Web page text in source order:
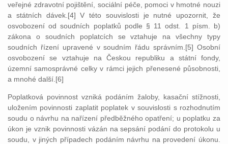
veřejné zdravotní pojištění, sociální péče, pomoci v hmotné nouzi
a státních dávek.[4] V této souvislosti je nutné upozornit, že
osvobození od soudních poplatků podle § 11 odst. 1 písm. b)
zákona o soudních poplatcích se vztahuje na všechny typy
soudních řízení upravené v soudním řádu správním.[5] Osobní
osvobození se vztahuje na Českou republiku a státní fondy,
územní samosprávné celky v rámci jejich přenesené působnosti,
a mnohé další.[6]
Poplatková povinnost vzniká podáním žaloby, kasační stížnosti,
uložením povinnosti zaplatit poplatek v souvislosti s rozhodnutím
soudu o návrhu na nařízení předběžného opatření; u poplatku za
úkon je vznik povinnosti vázán na sepsání podání do protokolu u
soudu, v jiných případech podáním návrhu na provedení úkonu.